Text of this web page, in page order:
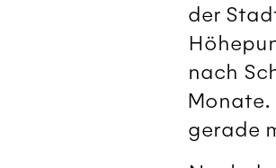
der
nach
Monate.
gerade